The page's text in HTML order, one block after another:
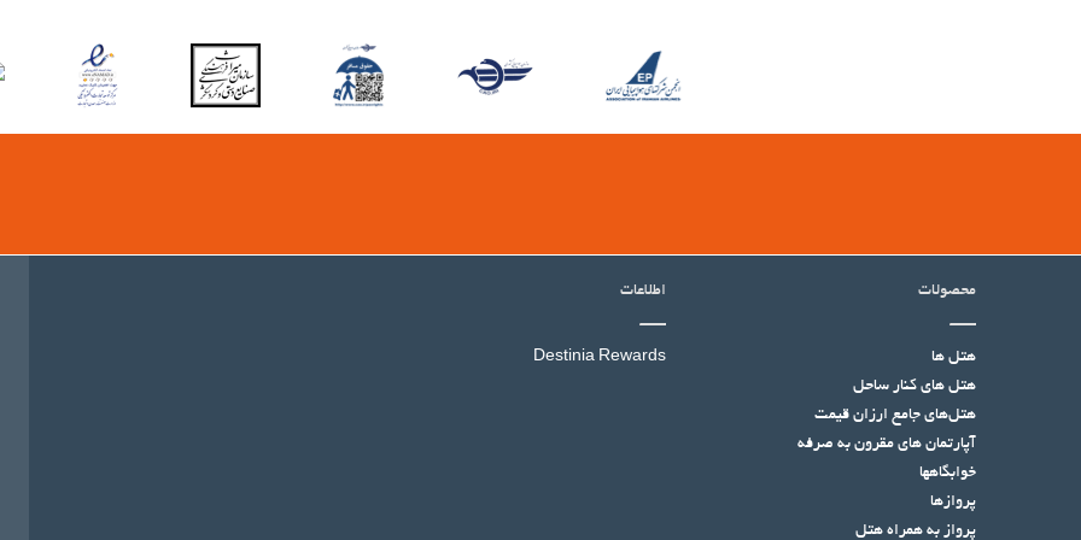
محصولات
هتل ها
هتل‌ های کنار ساحل
هتل‌های جامع ارزان قیمت
آپارتمان های مقرون به صرفه
خوابگاهها
پروازها
پرواز به همراه هتل
اطلاعات
Destinia Rewards